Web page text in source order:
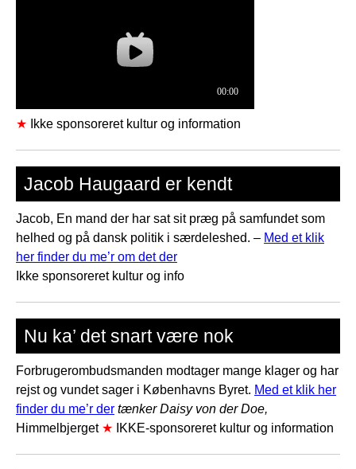
★ Ikke sponsoreret kultur og information
Jacob Haugaard er kendt
Jacob, En mand der har sat sit præg på samfundet som
helhed og på dansk politik i særdeleshed. – Med et klik
her finder du me’r om det der
Ikke sponsoreret kultur og info
Nu ka’ det snart være nok
Forbrugerombudsmanden modtager mange klager og har
rejst og vundet sager i Københavns Byret. Med et klik her
finder du me’r der tænker Daisy von der Doe,
Himmelbjerget ★ IKKE-sponsoreret kultur og information